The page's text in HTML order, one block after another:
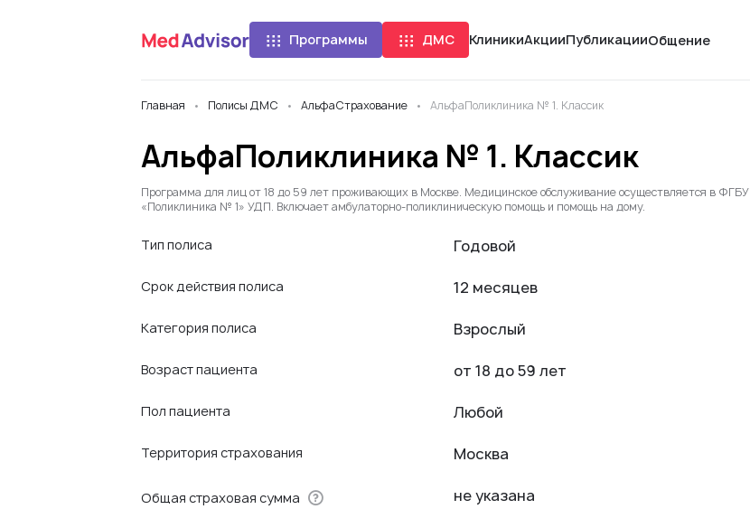
Программы ДМС КлиникиАкцииПубликацииОбщение
Главная Полисы ДМС АльфаСтрахование АльфаПоликлиника № 1. Классик
АльфаПоликлиника № 1. Классик
Программа для лиц от 18 до 59 лет проживающих в Москве. Медицинское обслуживание осуществляется в ФГБУ
«Поликлиника № 1» УДП. Включает амбулаторно-поликлиническую помощь и помощь на дому.
Тип полиса Годовой
Срок действия полиса 12 месяцев
Категория полиса Взрослый
Возраст пациента от 18 до 59 лет
Пол пациента Любой
Территория страхования Москва
Общая страховая сумма не указана